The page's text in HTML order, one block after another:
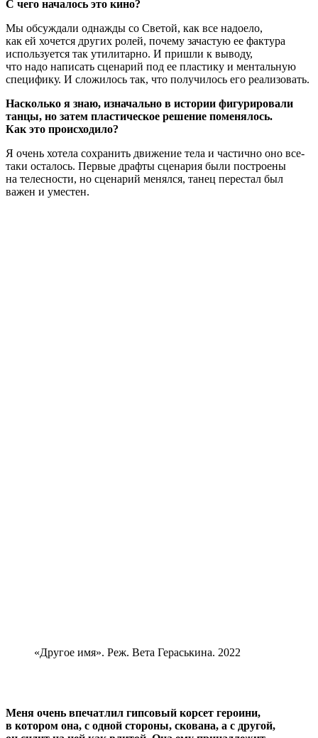
С чего началось это кино?
Мы обсуждали однажды со Светой, как все надоело,
как ей хочется других ролей, почему зачастую ее фактура
используется так утилитарно. И пришли к выводу,
что надо написать сценарий под ее пластику и ментальную
специфику. И сложилось так, что получилось его реализовать.
Насколько я знаю, изначально в истории фигурировали
танцы, но затем пластическое решение поменялось.
Как это происходило?
Я очень хотела сохранить движение тела и частично оно все-
таки осталось. Первые драфты сценария были построены
на телесности, но сценарий менялся, танец перестал был
важен и уместен.
«Другое имя». Реж. Вета Гераськина. 2022
Меня очень впечатлил гипсовый корсет героини,
в котором она, с одной стороны, скована, а с другой,